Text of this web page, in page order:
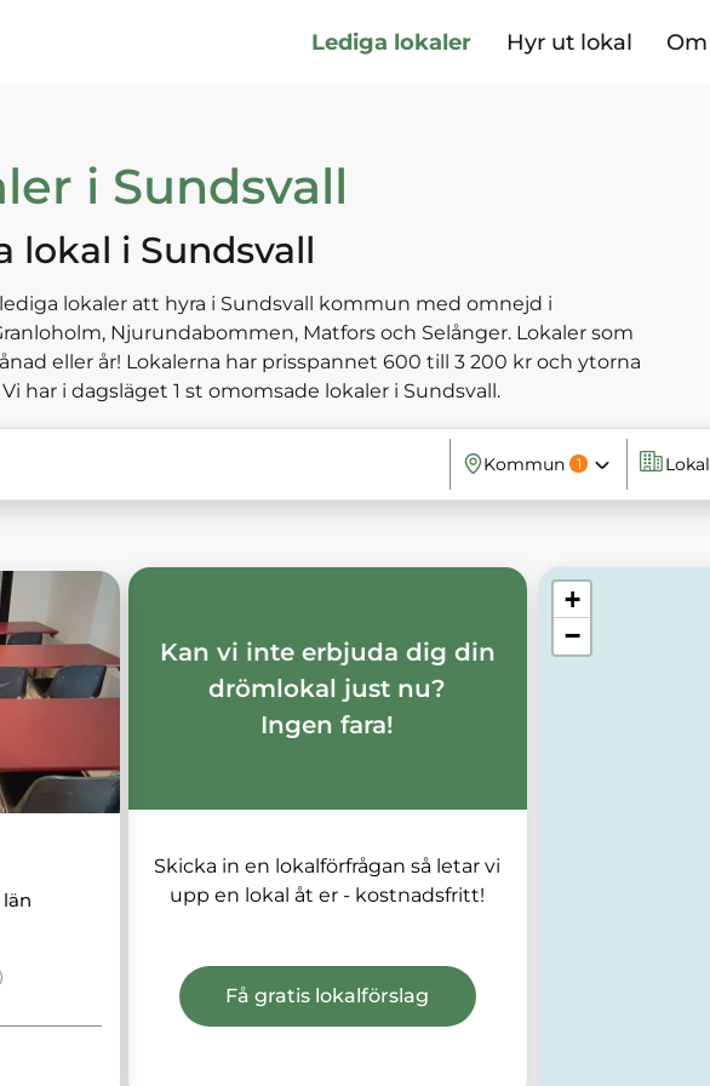
Lediga lokaler Hyr ut lokal
i Sundsvall
lokal i Sundsvall
lokaler att hyra i Sundsvall kommun med omnejd i
Njurundabommen, Matfors och Selånger. Lokaler som
eller år! Lokalerna har prisspannet 600 till 3 200 kr och ytorna
har i dagsläget 1 st omomsade lokaler i Sundsvall.
Kommun 1
Kan vi inte erbjuda dig din
drömlokal just nu?
Ingen fara!
Skicka in en lokalförfrågan så letar vi
upp en lokal åt er - kostnadsfritt!
Få gratis lokalförslag
Karta över
+
−